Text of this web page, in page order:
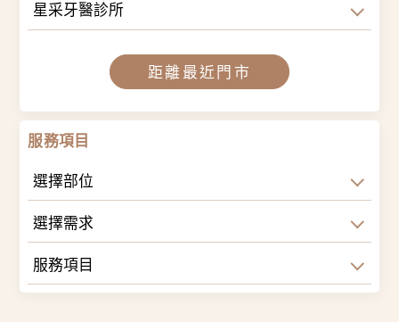
星采牙醫診所
距離最近門市
服務項目
選擇部位
選擇需求
服務項目